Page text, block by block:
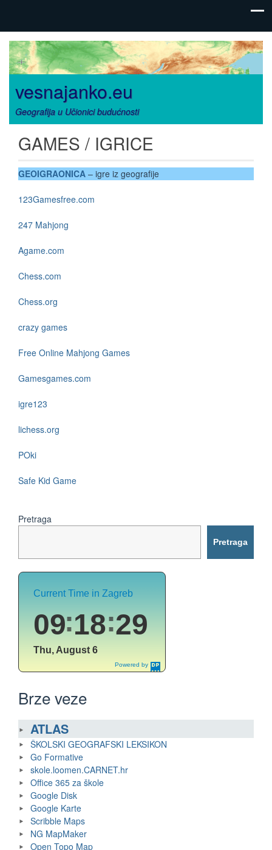
vesnajanko.eu
Geografija u Učionici budućnosti
GAMES / IGRICE
GEOIGRAONICA – igre iz geografije
123Gamesfree.com
247 Mahjong
Agame.com
Chess.com
Chess.org
crazy games
Free Online Mahjong Games
Gamesgames.com
igre123
lichess.org
POki
Safe Kid Game
Pretraga
Pretraga
Brze veze
ATLAS
ŠKOLSKI GEOGRAFSKI LEKSIKON
Go Formative
skole.loomen.CARNET.hr
Office 365 za škole
Google Disk
Google Karte
Scribble Maps
NG MapMaker
Open Topo Map